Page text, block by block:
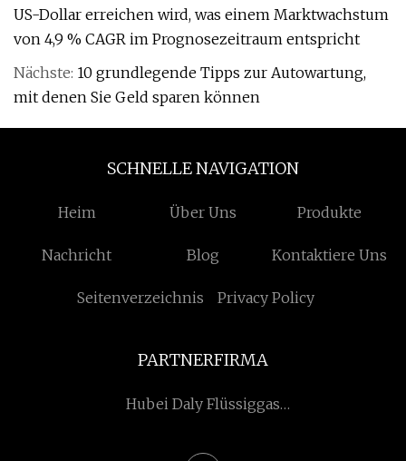
US-Dollar erreichen wird, was einem Marktwachstum
von 4,9 % CAGR im Prognosezeitraum entspricht
Nächste: 10 grundlegende Tipps zur Autowartung,
mit denen Sie Geld sparen können
SCHNELLE NAVIGATION
Heim Über Uns Produkte
Nachricht Blog Kontaktiere Uns
Seitenverzeichnis Privacy Policy
PARTNERFIRMA
Hubei Daly Flüssiggas